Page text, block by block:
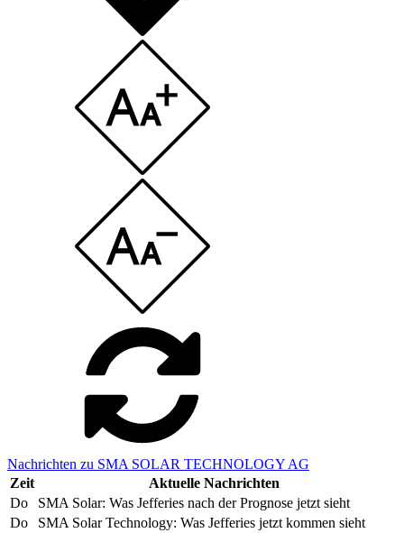
Nachrichten zu SMA SOLAR TECHNOLOGY AG
Zeit
Aktuelle Nachrichten
Do
SMA Solar: Was Jefferies nach der Prognose jetzt sieht
Do
SMA Solar Technology: Was Jefferies jetzt kommen sieht